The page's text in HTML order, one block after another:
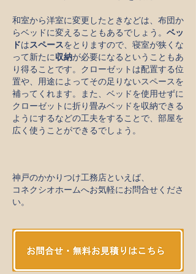
和室から洋室に変更したときなどは、布団か
らベッドに変えることもあるでしょう。 ベッ
ドはスペースをとりますので、寝室が狭くな
って新たに収納が必要になるということもあ
り得ることです。クローゼットは配置する位
置や、用途によってその足りないスペースを
補ってくれます。また、ベッドを使用せずに
クローゼットに折り畳みベッドを収納できる
ようにするなどの工夫をすることで、部屋を
広く使うことができるでしょう。
神戸のかかりつけ工務店といえば、
​コネクシオホームへお気軽にお問合せくださ
い。